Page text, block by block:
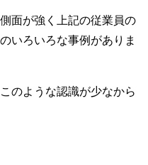
面が強く上記の従業員の
いろいろな事例がありま
のような認識が少なから